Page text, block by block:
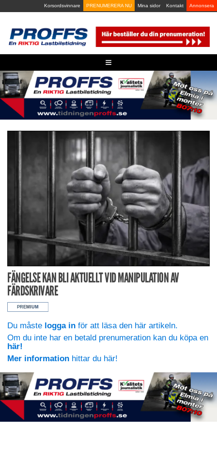
to
Korsordsvinnare PRENUMERERA NU Mina sidor Kontakt Annonsera
≡
FÄNGELSE KAN BLI AKTUELLT VID MANIPULATION AV
FÄRDSKRIVARE
Du måste logga in för att läsa den här artikeln.
Om du inte har en betald prenumeration kan du köpa en
här!
Mer information hittar du här!